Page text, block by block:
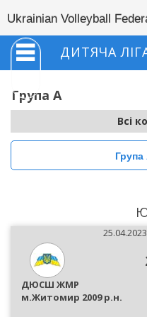
Ukrainian Volleyball
ДИТЯЧА
Група А
ДЮСШ ЖМР
м.Житомир 2009 р.н.